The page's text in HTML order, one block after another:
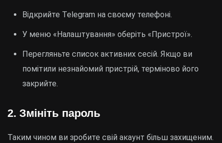
Відкрийте Telegram на своєму телефоні.
У меню «Налаштування» оберіть «Пристрої».
Перегляньте список активних сесій. Якщо ви
помітили незнайомий пристрій, терміново його
закрийте.
2. Змініть пароль
Таким чином ви зробите свій акаунт більш захищеним.